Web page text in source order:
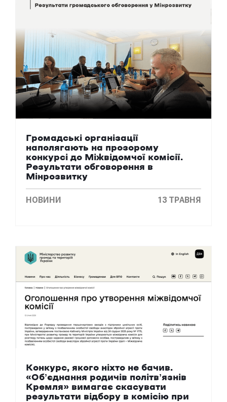
Громадські організації
наполягають на прозорому
конкурсі до Міжвідомчої комісії.
Результати обговорення в
Мінрозвитку
НОВИНИ 13 ТРАВНЯ
Конкурс, якого ніхто не бачив.
«Обʼєднання родичів політвʼязнів
Кремля» вимагає скасувати
результати відбору в комісію при